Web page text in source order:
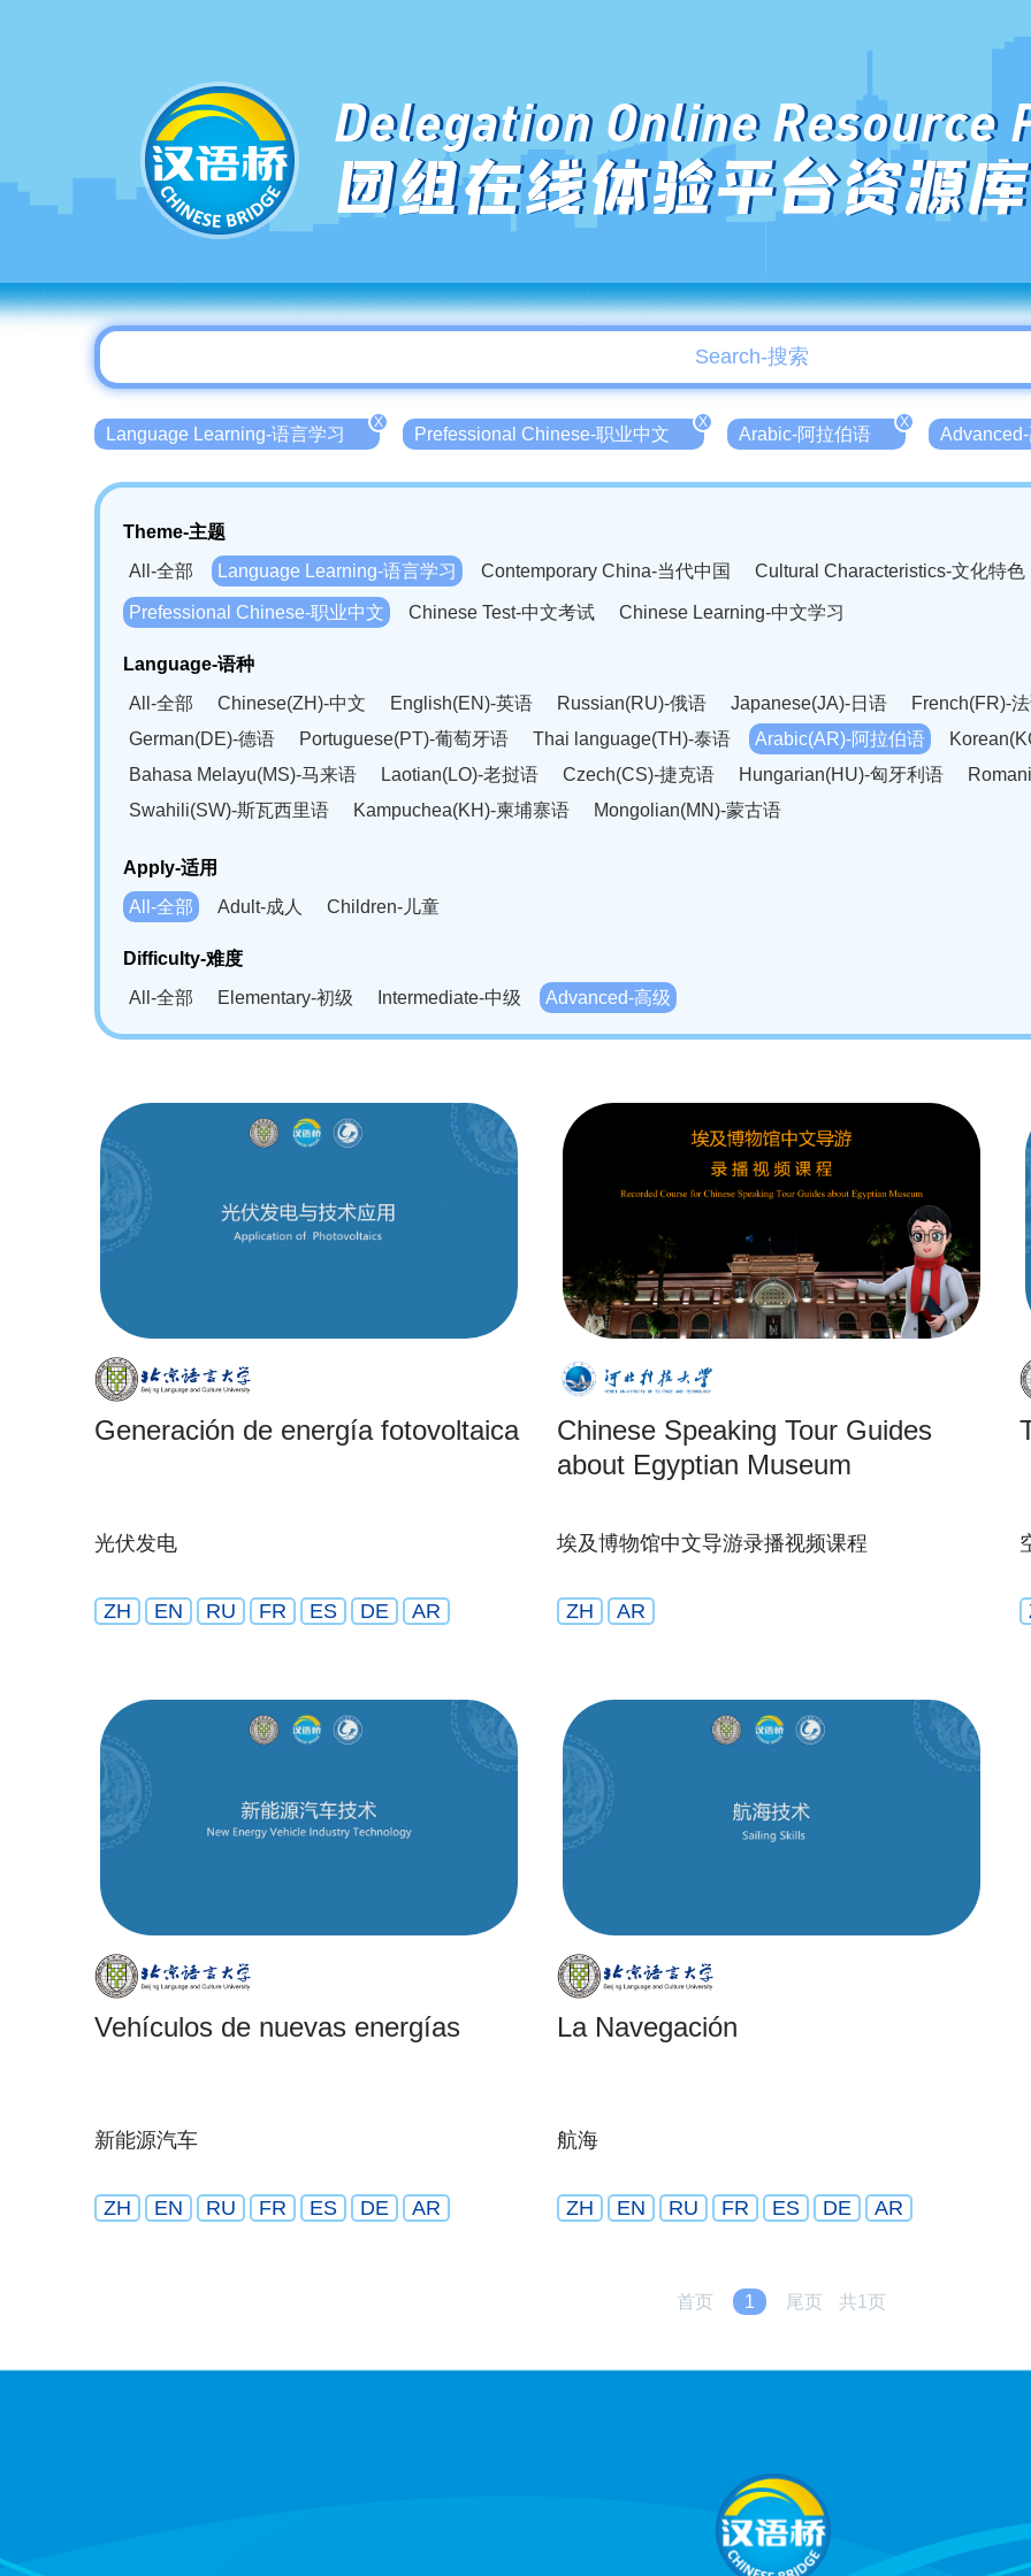
Delegation Online Resource
团组在线体验平台资源库
Language Learning-语言学习
X
Prefessional Chinese-职业中文
X
Arabic-阿拉伯语
X
Theme-主题
All-全部
Language Learning-语言学习 Contemporary China-当代中国 Cultural Characteristics-文化特色
Prefessional Chinese-职业中文 Chinese Test-中文考试 Chinese Learning-中文学习
Language-语种
All-全部
Chinese(ZH)-中文 English(EN)-英语 Russian(RU)-俄语 Japanese(JA)-日语 French(FR)-
German(DE)-德语
Portuguese(PT)-葡萄牙语 Thai language(TH)-泰语 Arabic(AR)-阿拉伯语
Bahasa Melayu(MS)-马来语
Laotian(LO)-老挝语 Czech(CS)-捷克语 Hungarian(HU)-匈牙利语
Swahili(SW)-斯瓦西里语
Kampuchea(KH)-柬埔寨语 Mongolian(MN)-蒙古语
Apply-适用
All-全部
Adult-成人 Children-儿童
Difficulty-难度
All-全部
Elementary-初级 Intermediate-中级 Advanced-高级
Generación de energía fotovoltaica
光伏发电
ZH EN RU FR ES DE AR
Chinese Speaking Tour Guides
about Egyptian Museum
埃及博物馆中文导游录播视频课程
ZH AR
Vehículos de nuevas energías
新能源汽车
ZH EN RU FR ES DE AR
La Navegación
航海
ZH EN RU FR ES DE AR
首页 1 尾页 共1页